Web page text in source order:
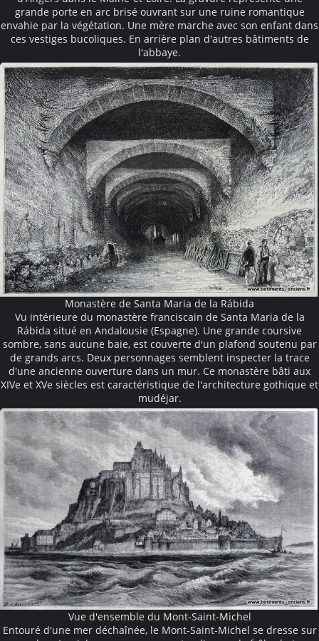
grande porte en arc brisé ouvrant sur une ruine romantique
envahie par la végétation. Une mère marche avec son enfant dans
ces vestiges bucoliques. En arrière plan d'autres bâtiments de
l'abbaye.
Monastère de Santa Maria de la Rábida
Vu intérieure du monastère franciscain de Santa Maria de la
Rábida situé en Andalousie (Espagne). Une grande coursive
sombre, sans aucune baie, est couverte d'un plafond soutenu par
de grands arcs. Deux personnages semblent inspecter la trace
d'une ancienne ouverture dans un mur. Ce monastère bâti aux
XIVe et XVe siècles est caractéristique de l'architecture gothique et
mudéjar.
Vue d'ensemble du Mont-Saint-Michel
Entouré d'une mer déchaînée, le Mont-Saint-Michel se dresse sur